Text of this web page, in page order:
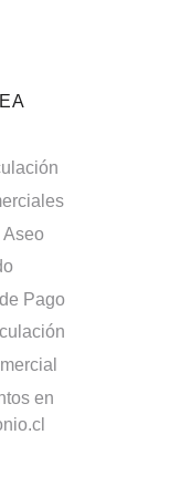
Aseo
Pago
en